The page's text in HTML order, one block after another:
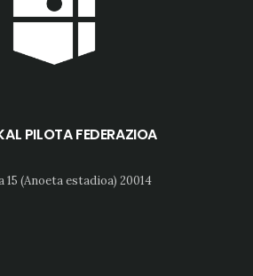
PILOTA FEDERAZIOA
15 (Anoeta estadioa) 20014